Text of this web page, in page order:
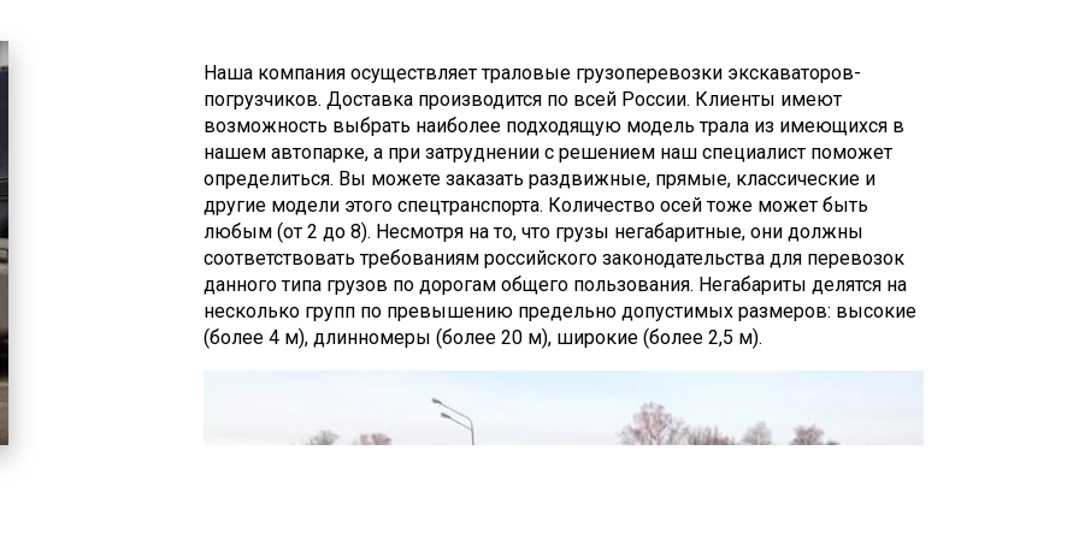
Наша компания осуществляет траловые грузоперевозки экскаваторов-
погрузчиков. Доставка производится по всей России. Клиенты имеют
возможность выбрать наиболее подходящую модель трала из имеющихся в
нашем автопарке, а при затруднении с решением наш специалист поможет
определиться. Вы можете заказать раздвижные, прямые, классические и
другие модели этого спецтранспорта. Количество осей тоже может быть
любым (от 2 до 8). Несмотря на то, что грузы негабаритные, они должны
соответствовать требованиям российского законодательства для перевозок
данного типа грузов по дорогам общего пользования. Негабариты делятся на
несколько групп по превышению предельно допустимых размеров: высокие
(более 4 м), длинномеры (более 20 м), широкие (более 2,5 м).